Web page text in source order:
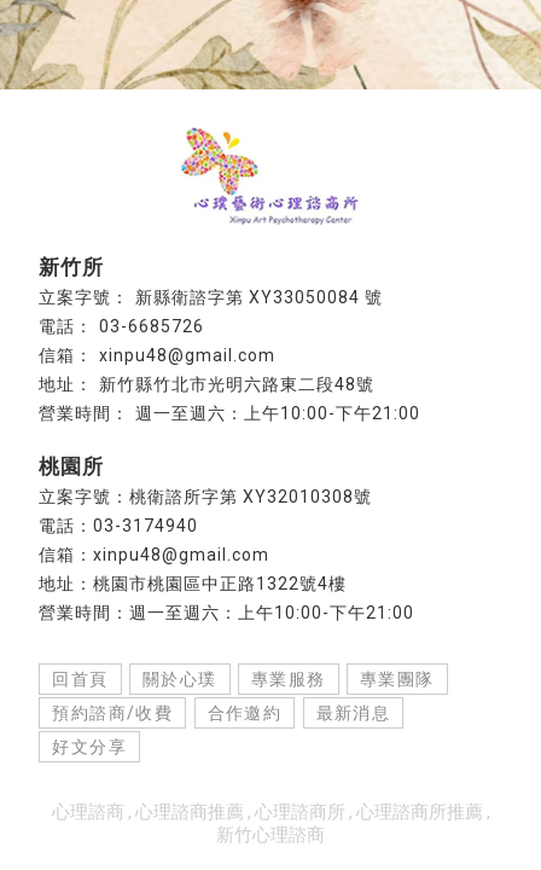
新竹所
新縣衛諮字第 XY33050084 號
03-6685726
xinpu48@gmail.com
新竹縣竹北市光明六路東二段48號
週一至週六：上午10:00-下午21:00
桃園所
立案字號：桃衛諮所字第 XY32010308號
電話：03-3174940
信箱：xinpu48@gmail.com
地址：桃園市桃園區中正路1322號4樓
營業時間：週一至週六：上午10:00-下午21:00
回首頁 關於心璞 專業服務
專業團隊
預約諮商/收費
合作邀約
最新消息
好文分享
心理諮商 心理諮商推薦 心理諮商所 心理諮商所推薦
新竹心理諮商